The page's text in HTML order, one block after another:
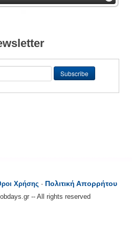
Χρήσης - Πολιτική Απορρήτου
-- All rights reserved